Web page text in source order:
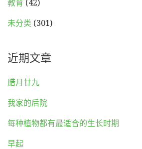
教育 (42)
未分类 (301)
近期文章
腊月廿九
我家的后院
每种植物都有最适合的生长时期
早起